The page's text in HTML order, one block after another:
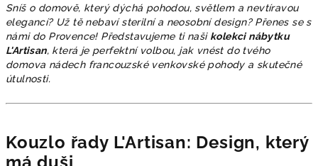
Sníš o domově, který dýchá pohodou, světlem a nevtíravou
elegancí? Už tě nebaví sterilní a neosobní design? Přenes se s
námi do Provence! Představujeme ti naši kolekci nábytku
L'Artisan, která je perfektní volbou, jak vnést do tvého
domova nádech francouzské venkovské pohody a skutečné
útulnosti.
Kouzlo řady L'Artisan: Design, který